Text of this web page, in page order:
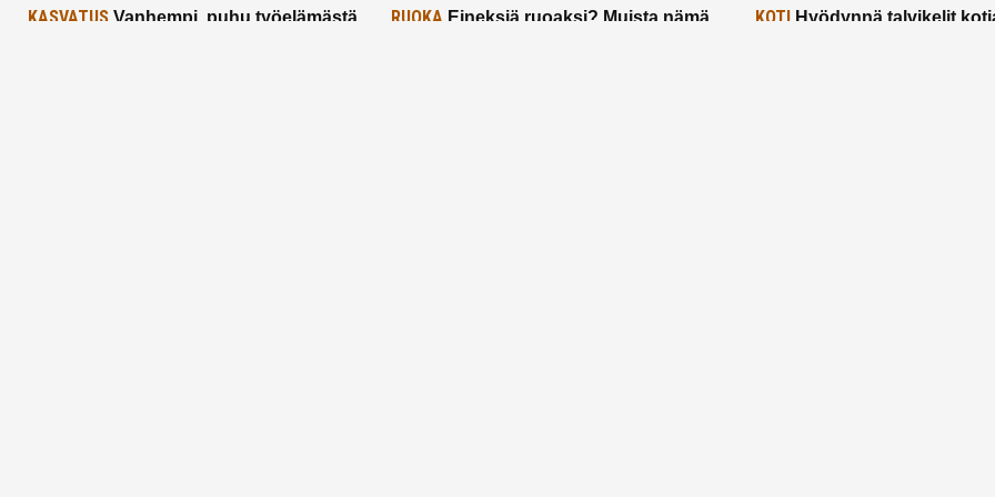
KASVATUS Vanhempi, puhu työelämästä
RUOKA Eineksiä ruoaksi? Muista nämä
KOTIHyödynnä talvikelit